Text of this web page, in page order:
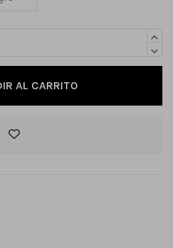
AL CARRITO